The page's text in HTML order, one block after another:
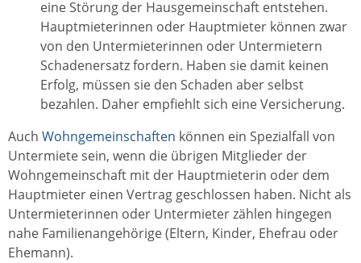
eine Störung der Hausgemeinschaft entstehen.
Hauptmieterinnen oder Hauptmieter können zwar
von den Untermieterinnen oder Untermietern
Schadenersatz fordern. Haben sie damit keinen
Erfolg, müssen sie den Schaden aber selbst
bezahlen. Daher empfiehlt sich eine Versicherung.
Auch Wohngemeinschaften können ein Spezialfall von
Untermiete sein, wenn die übrigen Mitglieder der
Wohngemeinschaft mit der Hauptmieterin oder dem
Hauptmieter einen Vertrag geschlossen haben. Nicht als
Untermieterinnen oder Untermieter zählen hingegen
nahe Familienangehörige (Eltern, Kinder, Ehefrau oder
Ehemann).